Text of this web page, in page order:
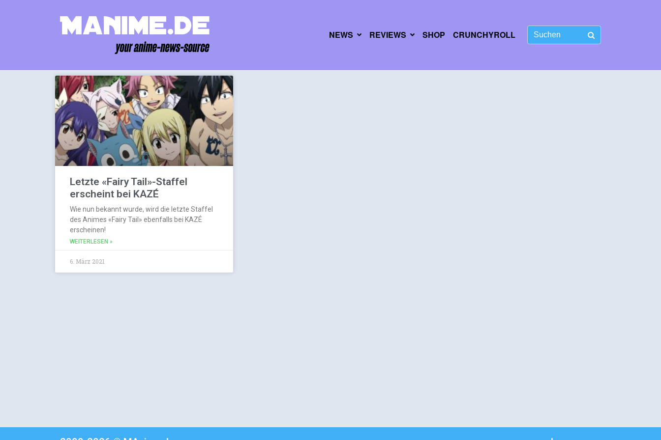
NEWS REVIEWS SHOP CRUNCHYROLL
Letzte «Fairy Tail»-Staffel
erscheint bei KAZÉ
Wie nun bekannt wurde, wird die letzte Staffel
des Animes «Fairy Tail» ebenfalls bei KAZÉ
erscheinen!
WEITERLESEN »
6. März 2021